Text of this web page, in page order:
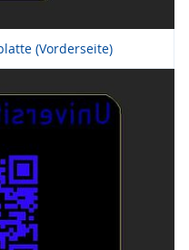
(Vorderseite)